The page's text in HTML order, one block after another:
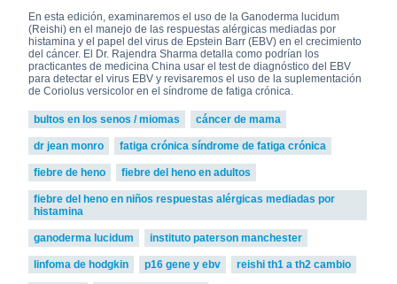
En esta edición, examinaremos el uso de la Ganoderma lucidum
(Reishi) en el manejo de las respuestas alérgicas mediadas por
histamina y el papel del virus de Epstein Barr (EBV) en el crecimiento
del cáncer. El Dr. Rajendra Sharma detalla como podrían los
practicantes de medicina China usar el test de diagnóstico del EBV
para detectar el virus EBV y revisaremos el uso de la suplementación
de Coriolus versicolor en el síndrome de fatiga crónica.
bultos en los senos / miomas cáncer de mama
dr jean monro fatiga crónica síndrome de fatiga crónica
fiebre de heno fiebre del heno en adultos
fiebre del heno en niños respuestas alérgicas mediadas por
histamina
ganoderma lucidum instituto paterson manchester
linfoma de hodgkin p16 gene y ebv reishi th1 a th2 cambio